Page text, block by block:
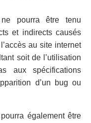
pourra être tenu
et indirects causés
au site internet
soit de l’utilisation
aux spécifications
d’un bug ou
également être